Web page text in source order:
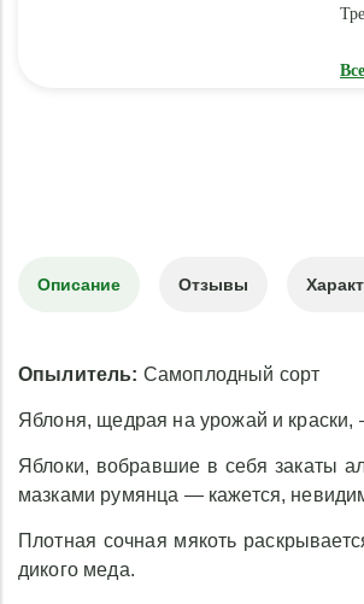
Описание Отзывы
Опылитель: Самоплодный сорт
Яблоня, щедрая на урожай и краски,
Яблоки, вобравшие в себя закаты
мазками румянца — кажется,
Плотная сочная мякоть
дикого меда.